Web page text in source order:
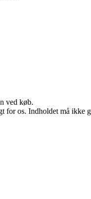
ved køb.
os. Indholdet må ikke